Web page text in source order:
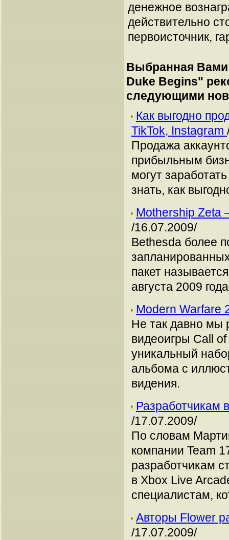
денежное
действительно
первоисточник,
Выбранная Вами
Duke Begins"
следующими
Как выгодно
TikTok, Instagram
Продажа
прибыльным
могут
знать, как
Mothership Zeta
/16.07.2009/
Bethesda более
пакет
августа 2009
Modern Warfare
Не так давно мы
видеоигры Call
уникальный
альбома с
видения.
Разработчикам
/17.07.2009/
По словам
компании Team
разработчикам
в Xbox Live
специалистам,
Авторы Flower
/17.07.2009/